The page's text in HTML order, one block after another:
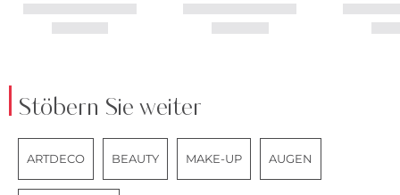
Stöbern Sie weiter
ARTDECO BEAUTY MAKE-UP AUGEN